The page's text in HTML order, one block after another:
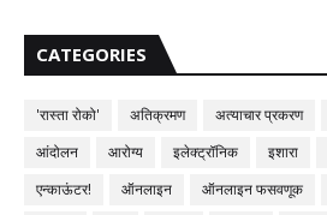
CATEGORIES
'रास्ता रोको' अतिक्रमण अत्याचार प्रकरण
आंदोलन
आरोग्य इलेक्ट्रॉनिक इशारा
एन्काऊंटर!
ऑनलाइन ऑनलाइन फसवणूक